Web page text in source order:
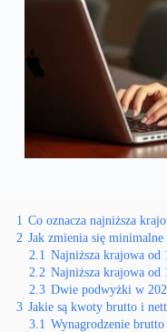
1 Co oznacza najniższa
2 Jak zmienia się
2.1 Najniższa krajowa od
2.2 Najniższa krajowa od
2.3 Dwie podwyżki w
3 Jakie są kwoty brutto i
3.1 Wynagrodzenie